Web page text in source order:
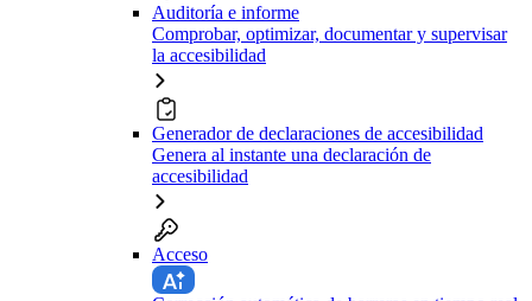
Auditoría e informe
Comprobar, optimizar, documentar y supervisar
la accesibilidad
Generador de declaraciones de accesibilidad
Genera al instante una declaración de
accesibilidad
Acceso